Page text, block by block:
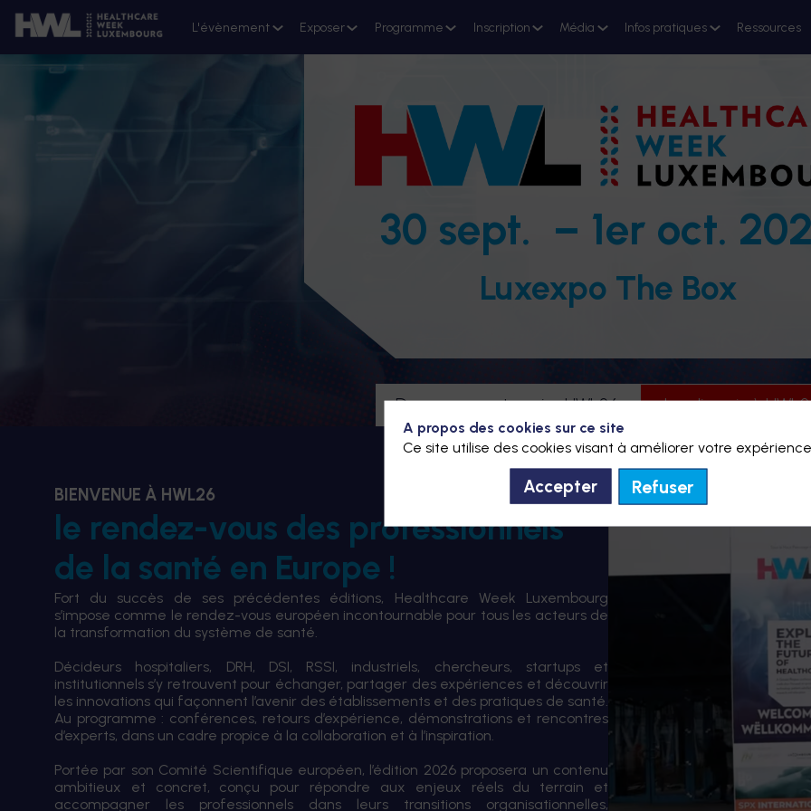
L'évènement Exposer Programme Inscription Média Infos pratiques Ressources
30 sept. – 1er oct.
Luxexpo The Box
Devenez partenaire HWL26 Je m'inscris à
BIENVENUE À HWL26
le rendez-vous des professionnels
de la santé en Europe !
Fort du succès de ses précédentes éditions, Healthcare Week Luxembourg
s’impose comme le rendez-vous européen incontournable pour tous les acteurs de
la transformation du système de santé.
Décideurs hospitaliers, DRH, DSI, RSSI, industriels, chercheurs, startups et
institutionnels s’y retrouvent pour échanger, partager des expériences et découvrir
les innovations qui façonnent l’avenir des établissements et des pratiques de santé.
Au programme : conférences, retours d’expérience, démonstrations et rencontres
d’experts, dans un cadre propice à la collaboration et à l’inspiration.
Portée par son Comité Scientifique européen, l’édition 2026 proposera un contenu
ambitieux et concret, conçu pour répondre aux enjeux réels du terrain et
accompagner les professionnels dans leurs transitions organisationnelles,
A propos des cookies sur ce site
Ce site utilise des cookies visant à améliorer votre
Accepter Refuser